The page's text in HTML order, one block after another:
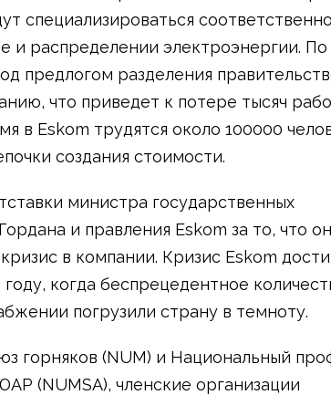
специализироваться
и распределении электроэнергии. По
предлогом разделения
что приведет к потере тысяч
в Eskom трудятся около 100000
создания стоимости.
министра государственных
и правления Eskom за то, что
в компании. Кризис Eskom
когда беспрецедентное
погрузили страну в темноту.
горняков (NUM) и Национальный
(NUMSA), членские организации